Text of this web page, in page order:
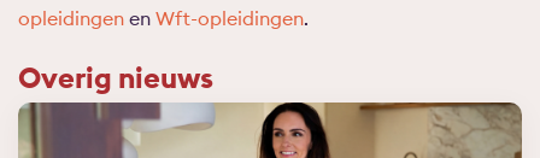
opleidingen en Wft-opleidingen.
Overig nieuws